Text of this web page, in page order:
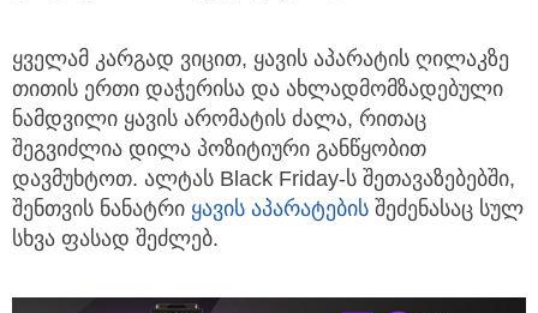
ყველამ კარგად ვიცით, ყავის აპარატის ღილაკზე
თითის ერთი დაჭერისა და ახლადმომზადებული
ნამდვილი ყავის არომატის ძალა, რითაც
შეგვიძლია დილა პოზიტიური განწყობით
დავმუხტოთ. ალტას Black Friday-ს შეთავაზებებში,
შენთვის ნანატრი ყავის აპარატების შეძენასაც სულ
სხვა ფასად შეძლებ.